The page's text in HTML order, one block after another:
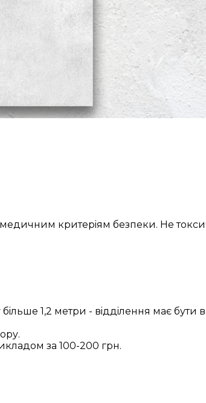
критерiям безпеки. Не
1,2 метри - вiддiлення має бути
за 100-200 грн.